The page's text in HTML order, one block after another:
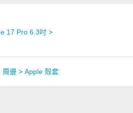
17 Pro 6.3吋 >
周邊 > Apple 殼套